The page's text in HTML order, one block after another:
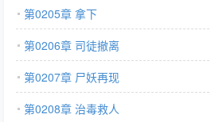
第0205章 拿下
第0206章 司徒撤离
第0207章 尸妖再现
第0208章 治毒救人